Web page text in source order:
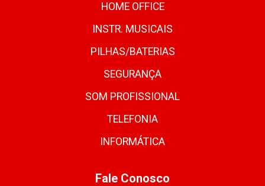
HOME OFFICE
INSTR. MUSICAIS
PILHAS/BATERIAS
SEGURANÇA
SOM PROFISSIONAL
TELEFONIA
INFORMÁTICA
Fale Conosco